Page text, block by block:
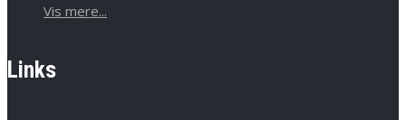
Vis mere...
Links